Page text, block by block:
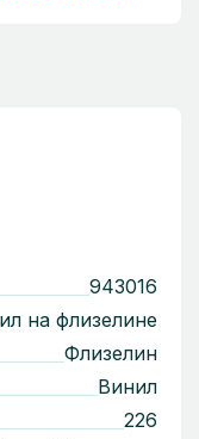
943016
на флизелине
Флизелин
Винил
226